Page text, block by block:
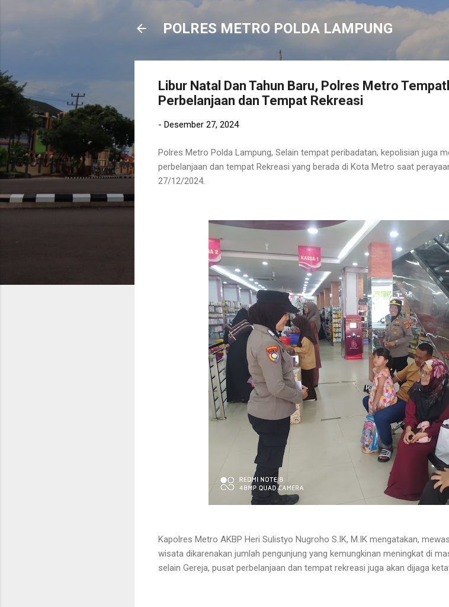
Langsung ke konten utama
POLRES METRO POLDA LAMPUNG
Libur Natal Dan Tahun Baru, Polres Metro
Perbelanjaan dan Tempat Rekreasi
- Desember 27, 2024
Polres Metro Polda Lampung, Selain tempat peribadatan, kepolisian juga
perbelanjaan dan tempat Rekreasi yang berada di Kota Metro saat
27/12/2024.
Kapolres Metro AKBP Heri Sulistyo Nugroho S.IK, M.IK mengatakan,
wisata dikarenakan jumlah pengunjung yang kemungkinan meningkat di
selain Gereja, pusat perbelanjaan dan tempat rekreasi juga akan dijaga